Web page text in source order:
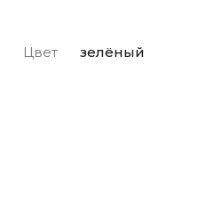
Цвет зелёный